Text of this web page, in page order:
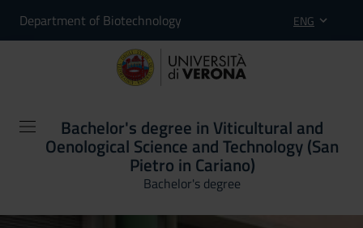
Department of Biotechnology ENG
Bachelor's degree in Viticultural and
Oenological Science and Technology (San
Pietro in Cariano)
Bachelor's degree